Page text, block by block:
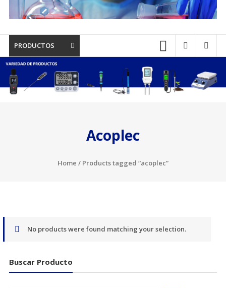
Educacionales.
PRODUCTOS
Acoplec
Home / Products tagged “acoplec”
No products were found matching your selection.
Buscar Producto